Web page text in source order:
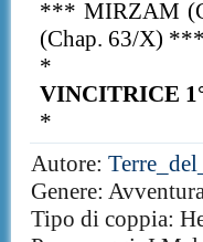
*** MIRZAM
(Chap. 63/X)
*
VINCITRICE
*
Autore:
Genere:
Tipo di coppia: